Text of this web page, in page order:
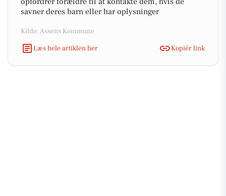
savner deres barn eller har oplysninger
Kilde: Assens Kommune
Læs hele artiklen her
Kopiér link